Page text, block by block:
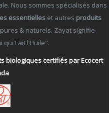
Nous sommes spécialisés dans
essentielleset autres produits
& naturels. Zayat signifie
Fait l’Huile".
biologiques certifiés par Ecocert